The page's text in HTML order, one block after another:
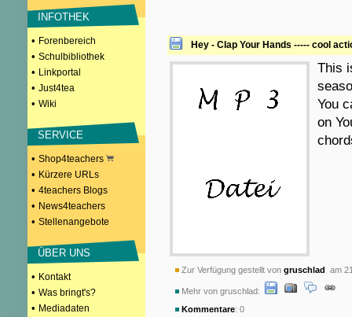
INFOTHEK
• Forenbereich
• Schulbibliothek
• Linkportal
• Just4tea
• Wiki
SERVICE
• Shop4teachers
• Kürzere URLs
• 4teachers Blogs
• News4teachers
• Stellenangebote
ÜBER UNS
• Kontakt
• Was bringt's?
• Mediadaten
Hey - Clap Your Hands ----- cool
This
You
on
Zur Verfügung gestellt von gruschlad am
Mehr von gruschlad:
Kommentare: 0